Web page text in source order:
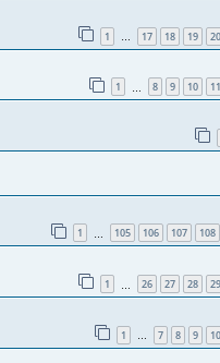
1 17 18 19 20
1 8 9 10 11
1 105 106 107 108
1 26 27 28 29
1 … 7 8 9 10